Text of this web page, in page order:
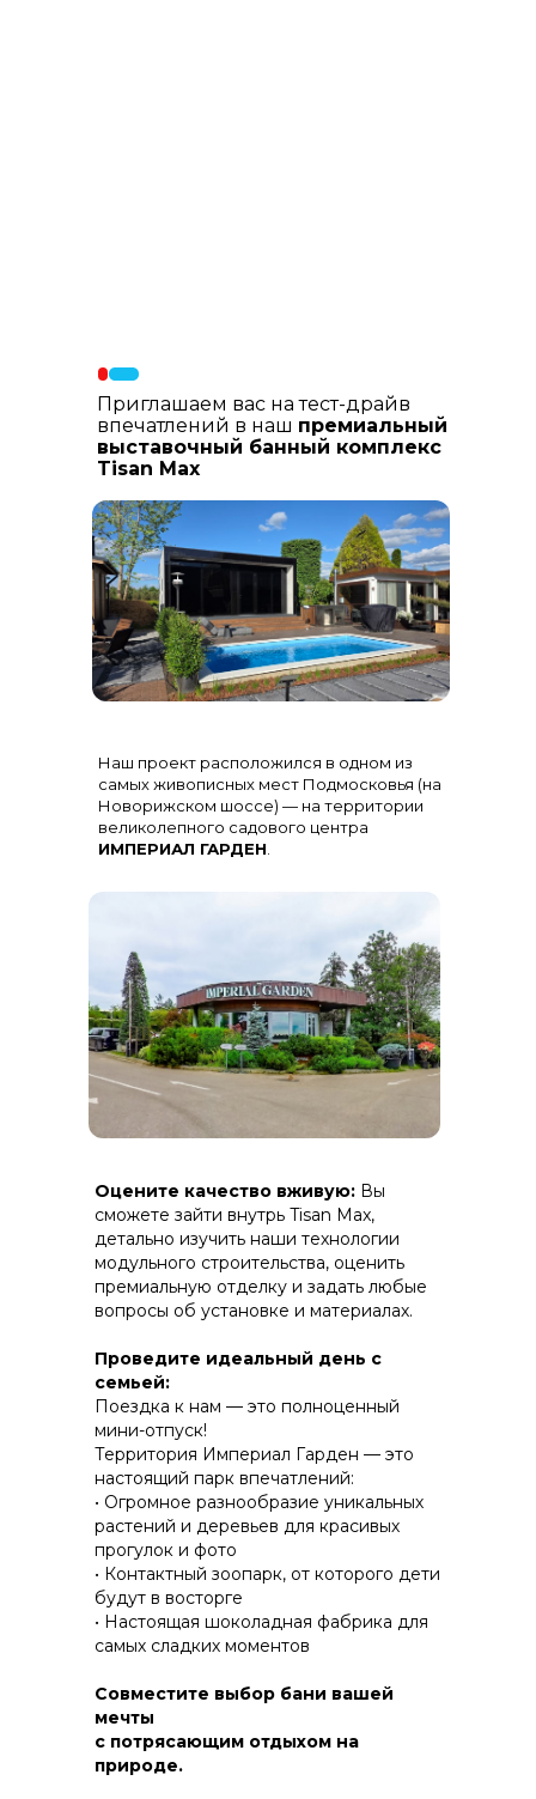
Приглашаем вас на тест-драйв
впечатлений в наш премиальный
выставочный банный комплекс
Tisan Max
Оцените качество вживую: Вы
сможете зайти внутрь Tisan Max,
детально изучить наши технологии
модульного строительства, оценить
премиальную отделку и задать любые
вопросы об установке и материалах.
Проведите идеальный день с
семьей:
Поездка к нам — это полноценный
мини-отпуск!
Территория Империал Гарден — это
настоящий парк впечатлений:
• Огромное разнообразие уникальных
растений и деревьев для красивых
прогулок и фото
• Контактный зоопарк, от которого дети
будут в восторгe
• Настоящая шоколадная фабрика для
самых сладких моментов
Совместите выбор бани вашей
мечты
с потрясающим отдыхом на
природе.
Наш проект расположился в одном из
самых живописных мест Подмосковья (на
Новорижском шоссе) — на территории
великолепного садового центра
ИМПЕРИАЛ ГАРДЕН
(дерево-полимерный композит) на
скрытом крепеже.
алюминиевыми импостами
черного цвета для жесткости и
стиля
лиственницы, шлифованный
керамогранит
ПРАКТИЧНОСТЬ И ЗАЩИТА ОТ НЕПОГОДЫ
КОНСТРУКТИВ И
ЭНЕРГОЭФФЕКТИВНОСТЬ